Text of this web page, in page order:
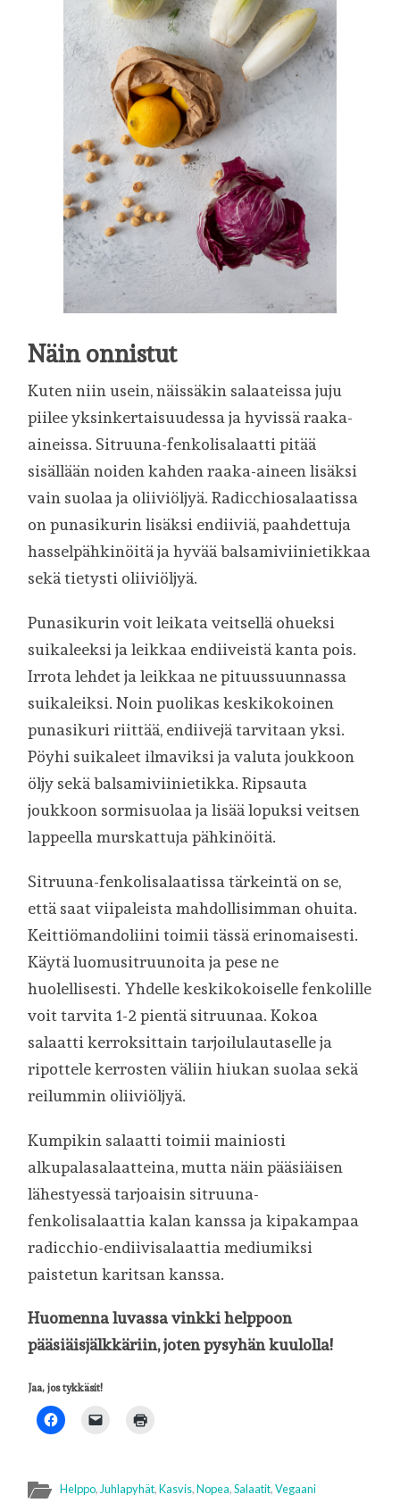
Näin onnistut
Kuten niin usein, näissäkin salaateissa juju
piilee yksinkertaisuudessa ja hyvissä raaka-
aineissa. Sitruuna-fenkolisalaatti pitää
sisällään noiden kahden raaka-aineen lisäksi
vain suolaa ja oliiviöljyä. Radicchiosalaatissa
on punasikurin lisäksi endiiviä, paahdettuja
hasselpähkinöitä ja hyvää balsamiviinietikkaa
sekä tietysti oliiviöljyä.
Punasikurin voit leikata veitsellä ohueksi
suikaleeksi ja leikkaa endiiveistä kanta pois.
Irrota lehdet ja leikkaa ne pituussuunnassa
suikaleiksi. Noin puolikas keskikokoinen
punasikuri riittää, endiivejä tarvitaan yksi.
Pöyhi suikaleet ilmaviksi ja valuta joukkoon
öljy sekä balsamiviinietikka. Ripsauta
joukkoon sormisuolaa ja lisää lopuksi veitsen
lappeella murskattuja pähkinöitä.
Sitruuna-fenkolisalaatissa tärkeintä on se,
että saat viipaleista mahdollisimman ohuita.
Keittiömandoliini toimii tässä erinomaisesti.
Käytä luomusitruunoita ja pese ne
huolellisesti. Yhdelle keskikokoiselle fenkolille
voit tarvita 1-2 pientä sitruunaa. Kokoa
salaatti kerroksittain tarjoilulautaselle ja
ripottele kerrosten väliin hiukan suolaa sekä
reilummin oliiviöljyä.
Kumpikin salaatti toimii mainiosti
alkupalasalaatteina, mutta näin pääsiäisen
lähestyessä tarjoaisin sitruuna-
fenkolisalaattia kalan kanssa ja kipakampaa
radicchio-endiivisalaattia mediumiksi
paistetun karitsan kanssa.
Huomenna luvassa vinkki helppoon
pääsiäisjälkkäriin, joten pysyhän kuulolla!
Jaa, jos tykkäsit!
Helppo, Juhlapyhät,Kasvis,Nopea,Salaatit,Vegaani